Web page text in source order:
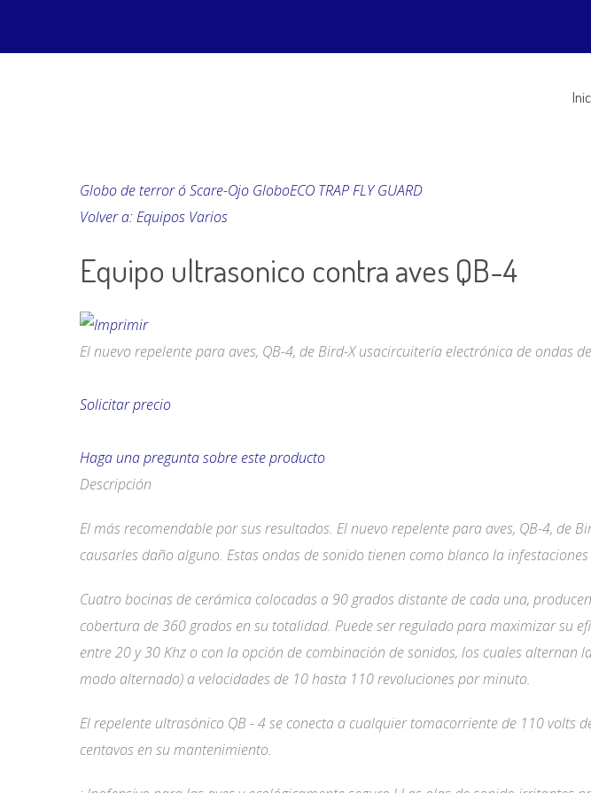
Globo de terror ó Scare-Ojo GloboECO TRAP FLY GUARD
Volver a: Equipos Varios
Equipo ultrasonico contra aves QB-4
El nuevo repelente para aves, QB-4, de Bird-X usacircuitería electrónica de ondas
Solicitar precio
Haga una pregunta sobre este producto
Descripción
El más recomendable por sus resultados. El nuevo repelente para aves, QB-4, de
causarles daño alguno. Estas ondas de sonido tienen como blanco la infestaciones
Cuatro bocinas de cerámica colocadas a 90 grados distante de cada una,
cobertura de 360 grados en su totalidad. Puede ser regulado para maximizar su
entre 20 y 30 Khz o con la opción de combinación de sonidos, los cuales alternan
modo alternado) a velocidades de 10 hasta 110 revoluciones por minuto.
El repelente ultrasónico QB - 4 se conecta a cualquier tomacorriente de 110 volts
centavos en su mantenimiento.